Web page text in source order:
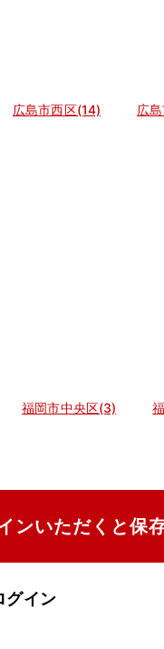
広島市西区(14) 広
福岡市中央区(3)
ンいただくと保
グイン